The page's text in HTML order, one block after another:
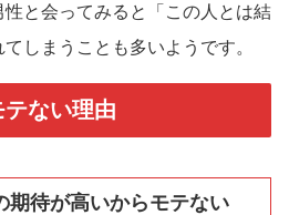
と会ってみると「この人とは結
しまうことも多いようです。
ない理由
期待が高いからモテない